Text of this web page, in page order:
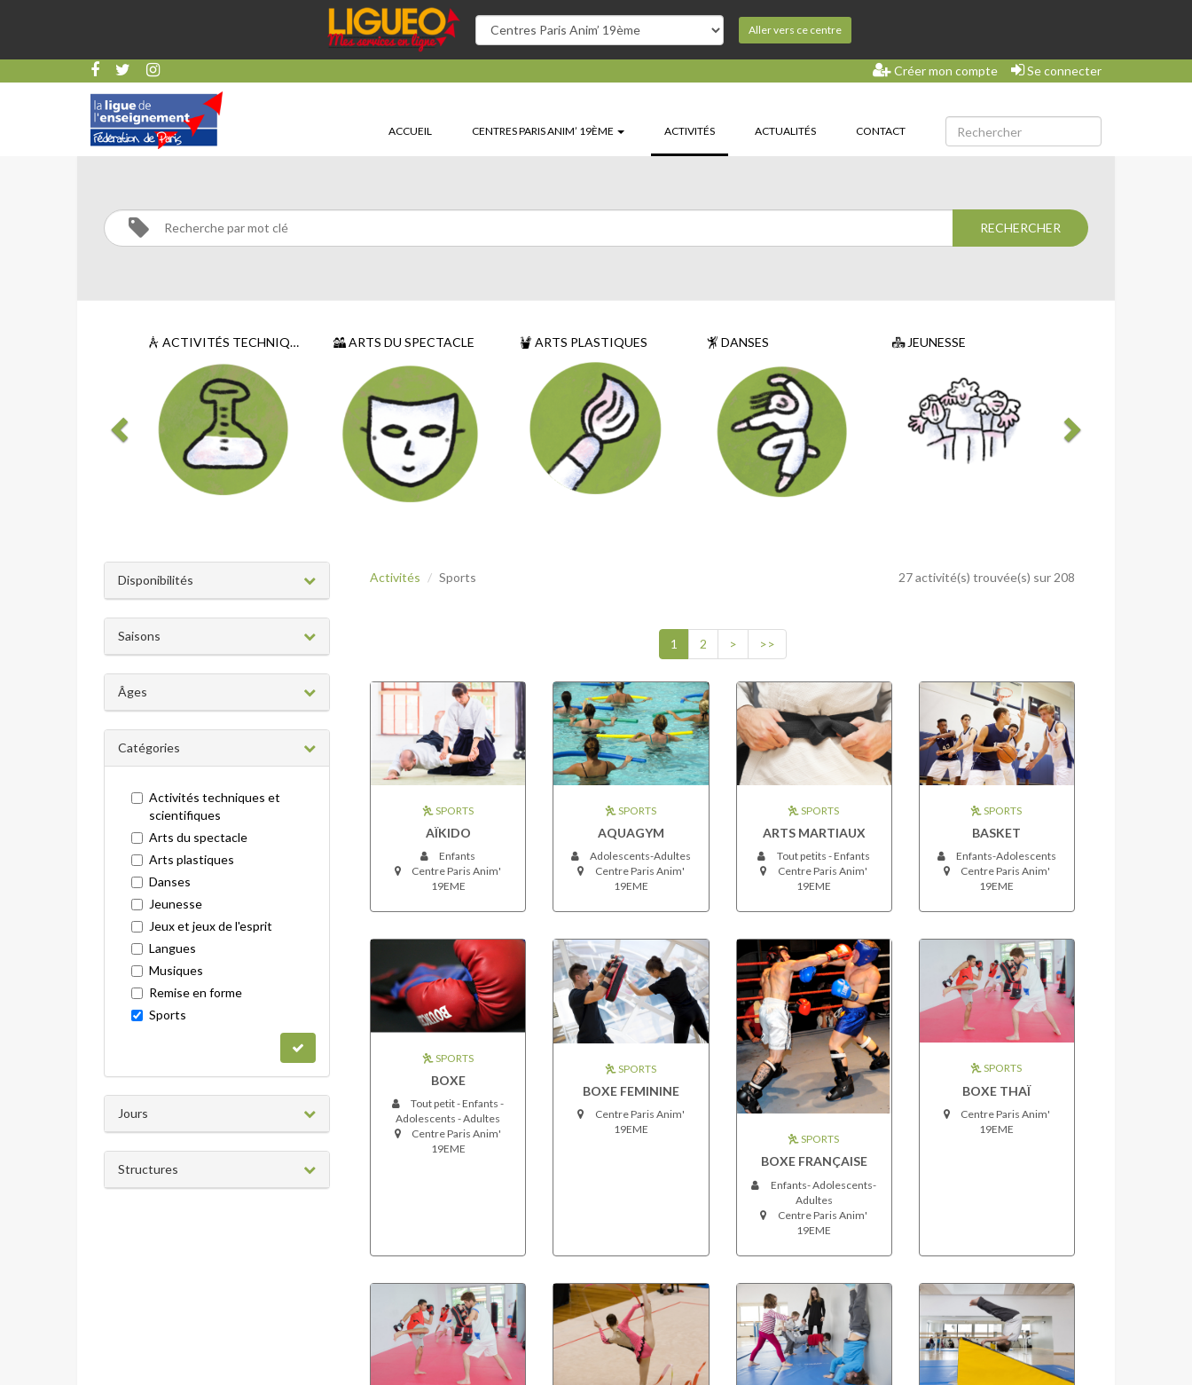
Aller vers ce centre
Créer mon compte Se connecter
ACCUEIL CENTRES PARIS ANIM’ 19ÈME ACTIVITÉS(CURRENT)ACTUALITÉS CONTACT
SPORTS
Activités
ACTIVITÉS TECHNIQUES ET SCIENTIFIQUES ARTS DU SPECTACLE ARTS PLASTIQUES DANSES JEUNESSE
Disponibilités
Saisons
Âges
Catégories
Activités techniques et
scientifiques
Arts du spectacle
Arts plastiques
Danses
Jeunesse
Jeux et jeux de l'esprit
Langues
Musiques
Remise en forme
Sports
Jours
Structures
Activités Sports 27 activité(s) trouvée(s) sur 208
1 2 > >>
SPORTS
AÏKIDO
Enfants
Centre Paris Anim'
19EME
SPORTS
AQUAGYM
Adolescents-Adultes
Centre Paris Anim'
19EME
SPORTS
ARTS MARTIAUX
Tout petits - Enfants
Centre Paris Anim'
19EME
SPORTS
BASKET
Enfants-Adolescents
Centre Paris Anim'
19EME
SPORTS
BOXE
Tout petit - Enfants -
Adolescents - Adultes
Centre Paris Anim'
19EME
SPORTS
BOXE FEMININE
Centre Paris Anim'
19EME
SPORTS
BOXE FRANÇAISE
Enfants- Adolescents-
Adultes
Centre Paris Anim'
19EME
SPORTS
BOXE THAÏ
Centre Paris Anim'
19EME